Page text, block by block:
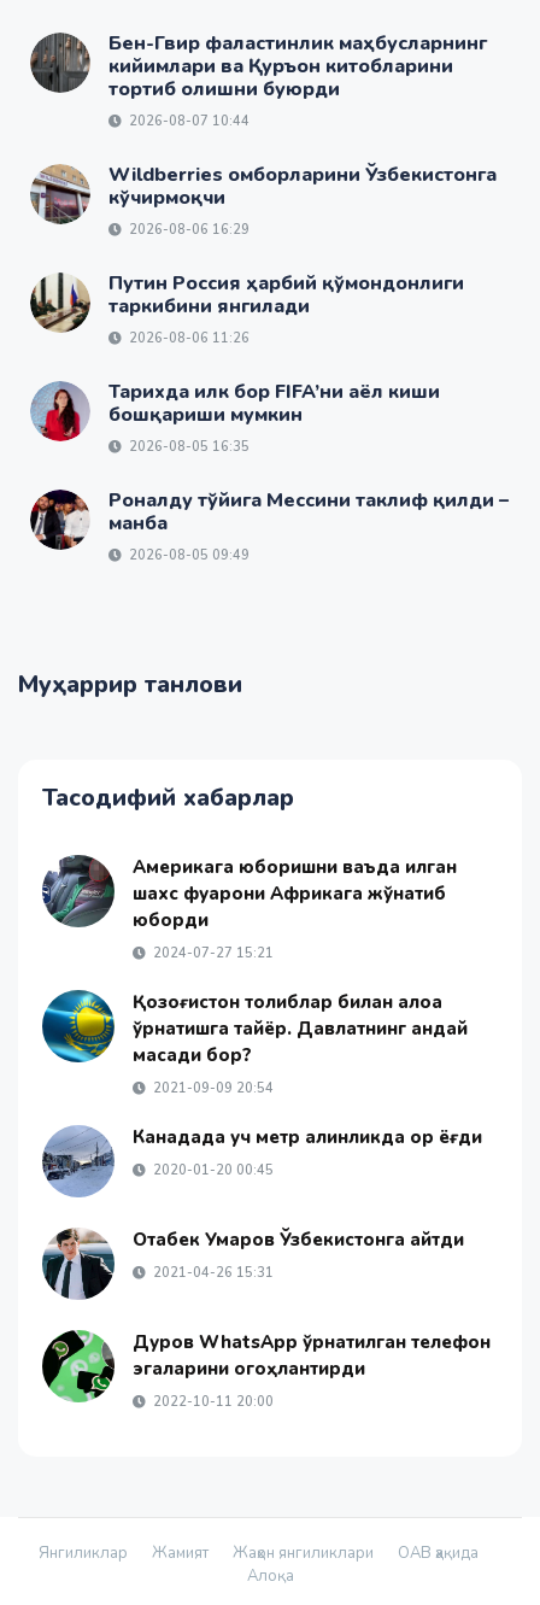
Бен-Гвир фаластинлик маҳбусларнинг
кийимлари ва Қуръон китобларини
тортиб олишни буюрди
2026-08-07 10:44
Wildberries омборларини Ўзбекистонга
кўчирмоқчи
2026-08-06 16:29
Путин Россия ҳарбий қўмондонлиги
таркибини янгилади
2026-08-06 11:26
Тарихда илк бор FIFA’ни аёл киши
бошқариши мумкин
2026-08-05 16:35
Роналду тўйига Мессини таклиф қилди –
манба
2026-08-05 09:49
Муҳаррир танлови
Тасодифий хабарлар
Америкага юборишни ваъда қилган
шахс фуқарони Африкага жўнатиб
юборди
2024-07-27 15:21
Қозоғистон толиблар билан алоқа
ўрнатишга тайёр. Давлатнинг қандай
мақсади бор?
2021-09-09 20:54
Канадада уч метр қалинликда қор ёғди
2020-01-20 00:45
Отабек Умаров Ўзбекистонга қайтди
2021-04-26 15:31
Дуров WhatsApp ўрнатилган телефон
эгаларини огоҳлантирди
2022-10-11 20:00
Янгиликлар Жамият Жаҳон янгиликлари
ОАВ ҳақида
Алоқа